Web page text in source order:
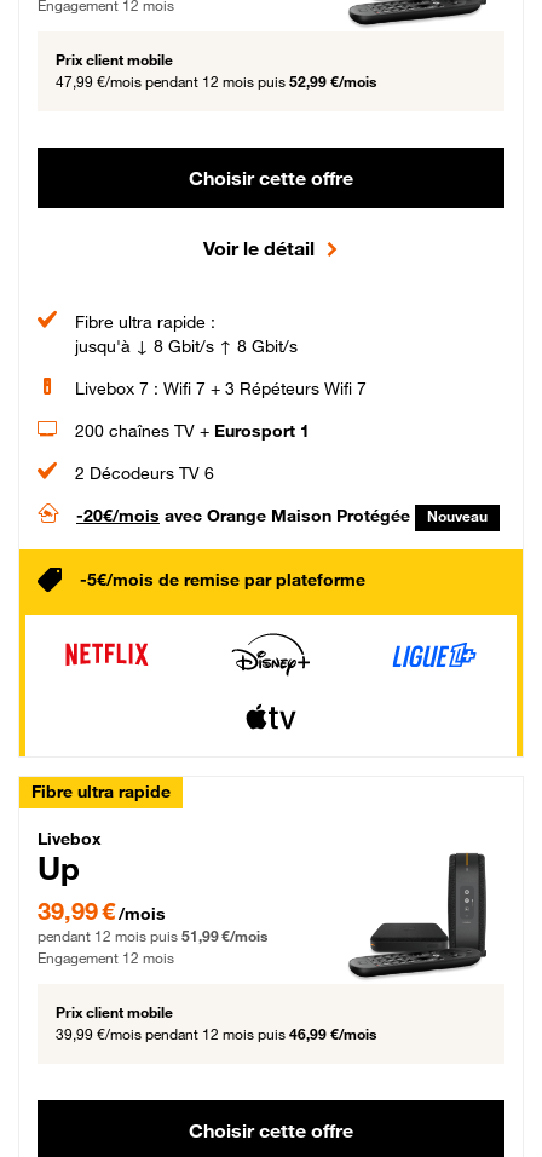
Engagement 12 mois
Prix client mobile
47,99 €/mois pendant 12 mois puis 52,99 €/mois
Choisir cette offre
Voir le détail
Fibre ultra rapide :
jusqu'à ↓ 8 Gbit/s ↑ 8 Gbit/s
Livebox 7 : Wifi 7 + 3 Répéteurs Wifi 7
200 chaînes TV + Eurosport 1
2 Décodeurs TV 6
-20€/mois avec Orange Maison Protégée Nouveau
-5€/mois de remise par plateforme
Fibre ultra rapide
Livebox Up Fibre
Livebox
Up
39,99 € par mois pendant 12 mois puis 51,99 € par mois, Engagement 12 mois
39,99 €/mois
pendant 12 mois puis 51,99 €/mois
Engagement 12 mois
Prix client mobile
39,99 €/mois pendant 12 mois puis 46,99 €/mois
Choisir cette offre